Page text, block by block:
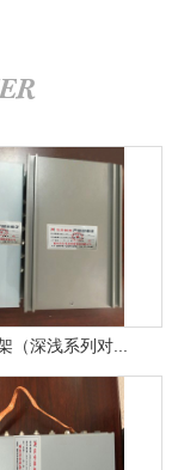
（深浅系列对...